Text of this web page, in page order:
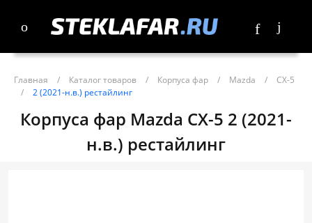
Главная / Каталог товаров / Корпуса фар / Mazda /
CX-5
/
2 (2021-н.в.) рестайлинг
Корпуса фар Mazda CX-5 2 (2021-
н.в.) рестайлинг